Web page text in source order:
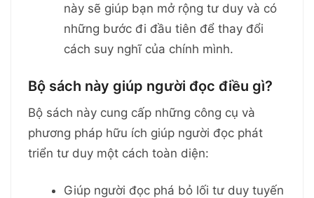
này sẽ giúp bạn mở rộng tư duy và có
những bước đi đầu tiên để thay đổi
cách suy nghĩ của chính mình.
Bộ sách này giúp người đọc điều gì?
Bộ sách này cung cấp những công cụ và
phương pháp hữu ích giúp người đọc phát
triển tư duy một cách toàn diện:
Giúp người đọc phá bỏ lối tư duy tuyến